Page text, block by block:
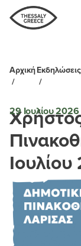
Παράκαμψη
προς
περιεχόμενο
Breadcrumb
ΑρχικήΕκδηλώσεις
29 Ιουλίου 2026